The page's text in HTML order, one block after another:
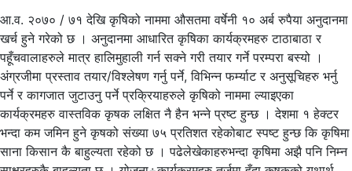
आ.व. २०७० / ७१ देखि कृषिको नाममा औसतमा वर्षेनी १० अर्ब रुपैया अनुदानमा
खर्च हुने गरेको छ । अनुदानमा आधारित कृषिका कार्यक्रमहरु टाठाबाठा र
पहूँचवालाहरुले मात्र हालिमुहाली गर्न सक्ने गरी तयार गर्ने परम्परा बस्यो ।
अंग्रजीमा प्रस्ताव तयार/विश्लेषण गर्नु पर्ने, विभिन्न फर्म्याट र अनुसूचिहरु भर्नु
पर्ने र कागजात जुटाउनु पर्ने प्रक्रियाहरुले कृषिको नाममा ल्याइएका
कार्यक्रमहरु वास्तविक कृषक लक्षित नै हैन भन्ने प्रष्ट हुन्छ । देशमा १ हेक्टर
भन्दा कम जमिन हुने कृषको संख्या ७५ प्रतिशत रहेकोबाट स्पष्ट हुन्छ कि कृषिमा
साना किसान कै बाहुल्यता रहेको छ । पढेलेखेकाहरुभन्दा कृषिमा अझै पनि निम्न